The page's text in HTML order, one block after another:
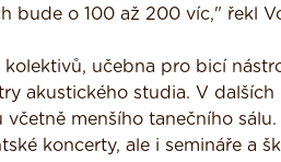
bude o 100 až 200 víc," řekl
učebna pro bicí
akustického studia. V dalších
menšího tanečního sálu.
koncerty, ale i semináře a